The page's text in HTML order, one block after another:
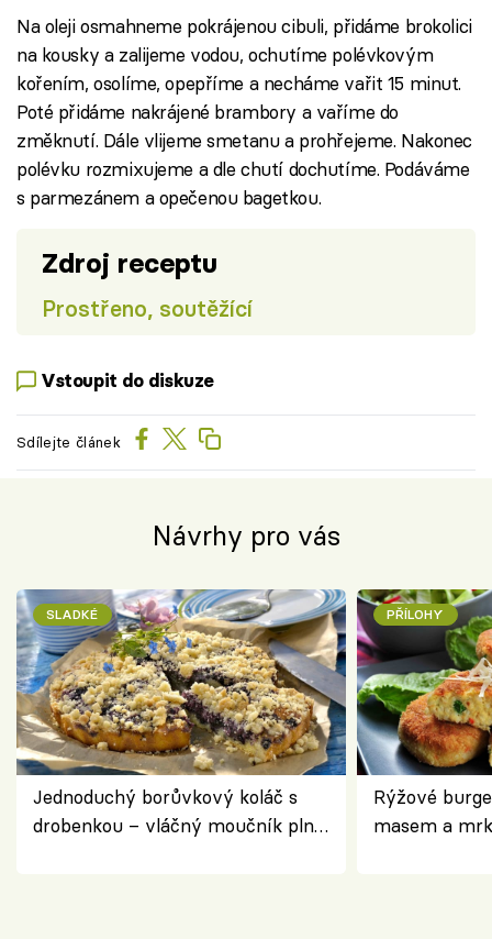
Na oleji osmahneme pokrájenou cibuli, přidáme brokolici
na kousky a zalijeme vodou, ochutíme polévkovým
kořením, osolíme, opepříme a necháme vařit 15 minut.
Poté přidáme nakrájené brambory a vaříme do
změknutí. Dále vlijeme smetanu a prohřejeme. Nakonec
polévku rozmixujeme a dle chutí dochutíme. Podáváme
s parmezánem a opečenou bagetkou.
Zdroj receptu
Prostřeno, soutěžící
Vstoupit do diskuze
Sdílejte článek
Návrhy pro vás
SLADKÉ
Jednoduchý borůvkový koláč s
drobenkou – vláčný moučník plný
PŘÍLOHY
Rýžové
masem a